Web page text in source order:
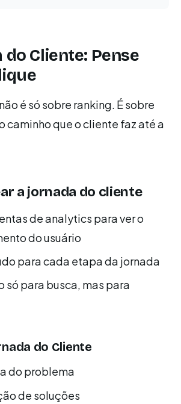
do Cliente: Pense
é só sobre ranking. É sobre
caminho que o cliente faz até a
a jornada do cliente
de analytics para ver o
do usuário
para cada etapa da jornada
só para busca, mas para
do Cliente
do problema
de soluções